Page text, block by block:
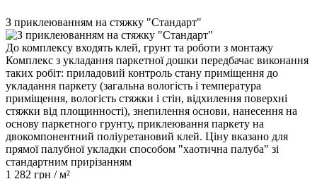
З приклеюванням на стяжку "Стандарт"
До комплексу входять клей, грунт та роботи з монтажу
Комплекс з укладання паркетної дошки передбачає виконання
таких робіт: приладовий контроль стану приміщення до
укладання паркету (загальна вологість і температура
приміщення, вологість стяжки і стін, відхилення поверхні
стяжки від площинності), знепилення основи, нанесення на
основу паркетного грунту, приклеювання паркету на
двокомпонентний поліуретановий клей. Ціну вказано для
прямої палубної укладки способом "хаотична палуба" зі
стандартним прирізанням
1 282 грн / м²